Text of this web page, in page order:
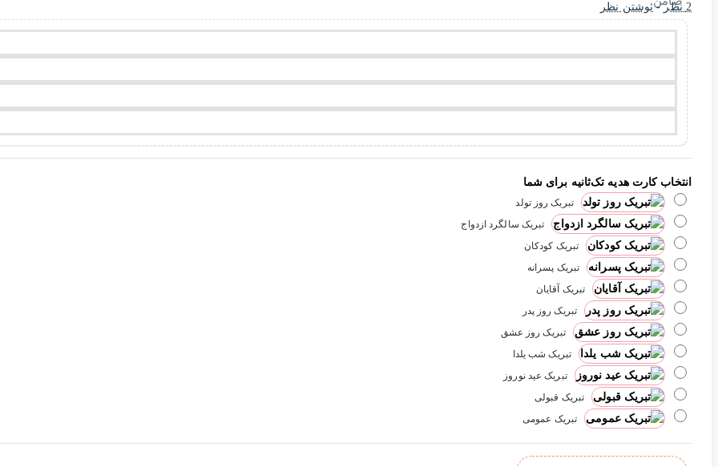
2 نظر - نوشتن نظر
انتخاب کارت هدیه تک‌ثانیه برای شما
تبریک روز تولد
تبریک سالگرد ازدواج
تبریک کودکان
تبریک پسرانه
تبریک آقایان
تبریک روز پدر
تبریک روز عشق
تبریک شب یلدا
تبریک عید نوروز
تبریک قبولی
تبریک عمومی